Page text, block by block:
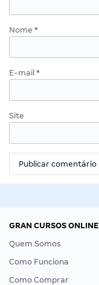
Nome *
E-mail *
Site
GRAN CURSOS ONLINE
Quem Somos
Como Funciona
Como Comprar